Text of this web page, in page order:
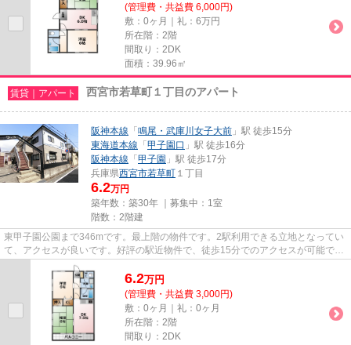
(管理費・共益費 6,000円)
敷：0ヶ月｜礼：6万円
所在階：2階
間取り：2DK
面積：39.96㎡
賃貸｜アパート 西宮市若草町１丁目のアパート
阪神本線 「 鳴尾・武庫川女子大前 」駅 徒歩15分
東海道本線 「 甲子園口 」駅 徒歩16分
阪神本線 「 甲子園 」駅 徒歩17分
兵庫県西宮市若草町 １丁目
6.2万円
築年数：築30年 ｜募集中： 1室
階数：2階建
東甲子園公園まで346mです。最上階の物件です。2駅利用できる立地となってい
て、アクセスが良いです。好評の駅近物件で、徒歩15分でのアクセスが可能で
す。当社スタッフが地域の賃貸情...
6.2万円
(管理費・共益費 3,000円)
敷：0ヶ月｜礼：0ヶ月
所在階：2階
間取り：2DK